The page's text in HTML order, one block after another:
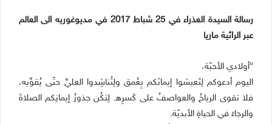
رسالة السيدة العذراء في 25 شباط 2017 في مديوغوريه الى العالم
عبر الرائية ماريا
“أولادي الأحبّة،
اليوم أدعوكم لِتَعيشوا إيمانَكم بِعُمق ولِتُناشِدوا العليَّ حتّى يُقوِّيه،
فلا تقوى الرياحُ والعواصفُ على كَسرِه. لِتكُن جذورُ إيمانِكم الصلاةَ
والرجاءَ في الحياةِ الأبديّة.